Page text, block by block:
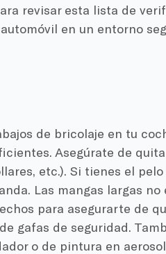
revisar esta lista de
en un entorno
de bricolaje en tu
Asegúrate de
etc.). Si tienes el pelo
Las mangas largas no
para asegurarte de
gafas de seguridad.
o de pintura en